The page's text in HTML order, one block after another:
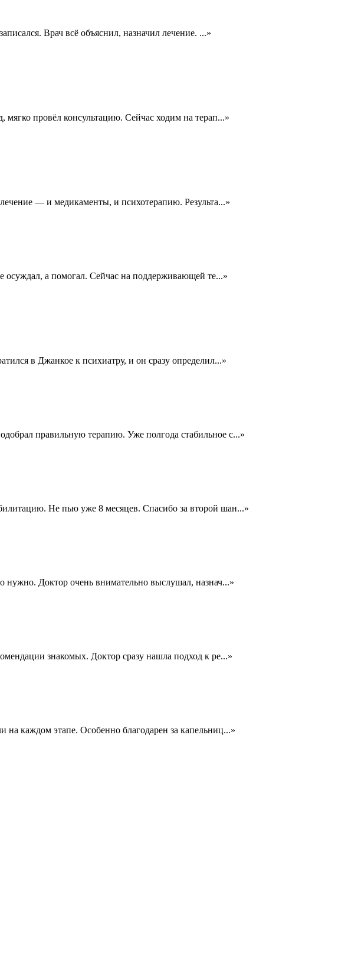
Врач всё объяснил, назначил лечение. ...»
провёл консультацию. Сейчас ходим на терап...»
— и медикаменты, и психотерапию. Результа...»
осуждал, а помогал. Сейчас на поддерживающей те...»
в Джанкое к психиатру, и он сразу определил...»
правильную терапию. Уже полгода стабильное с...»
Не пью уже 8 месяцев. Спасибо за второй шан...»
нужно. Доктор очень внимательно выслушал, назнач...»
знакомых. Доктор сразу нашла подход к ре...»
каждом этапе. Особенно благодарен за капельниц...»